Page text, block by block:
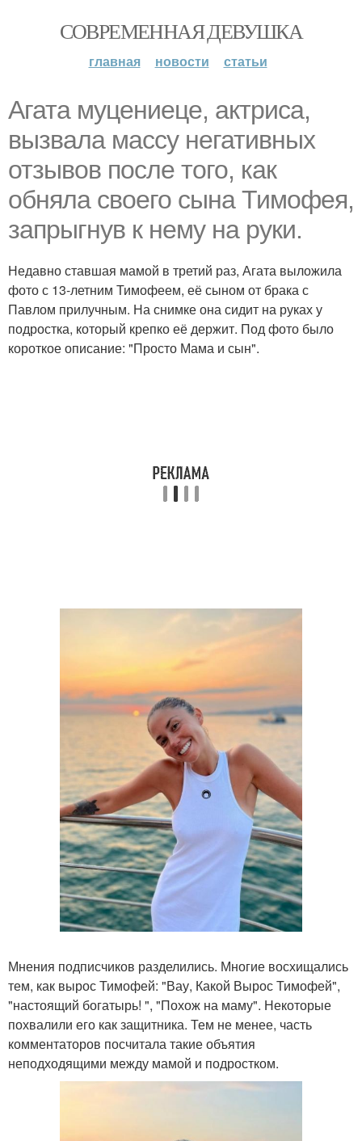
СОВРЕМЕННАЯ ДЕВУШКА
главная новости статьи
Агата муцениеце, актриса,
вызвала массу негативных
отзывов после того, как
обняла своего сына Тимофея,
запрыгнув к нему на руки.
Недавно ставшая мамой в третий раз, Агата выложила
фото с 13-летним Тимофеем, её сыном от брака с
Павлом прилучным. На снимке она сидит на руках у
подростка, который крепко её держит. Под фото было
короткое описание: "Просто Мама и сын".
Мнения подписчиков разделились. Многие восхищались
тем, как вырос Тимофей: "Вау, Какой Вырос Тимофей",
"настоящий богатырь! ", "Похож на маму". Некоторые
похвалили его как защитника. Тем не менее, часть
комментаторов посчитала такие объятия
неподходящими между мамой и подростком.